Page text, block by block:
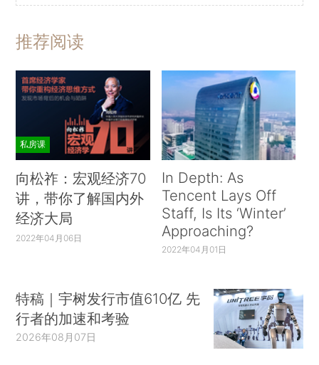
推荐阅读
私房课
向松祚：宏观经济70
讲，带你了解国内外
经济大局
2022年04月06日
In Depth: As
Tencent Lays Off
Staff, Is Its ‘Winter’
Approaching?
2022年04月01日
特稿｜宇树发行市值610亿 先
行者的加速和考验
2026年08月07日